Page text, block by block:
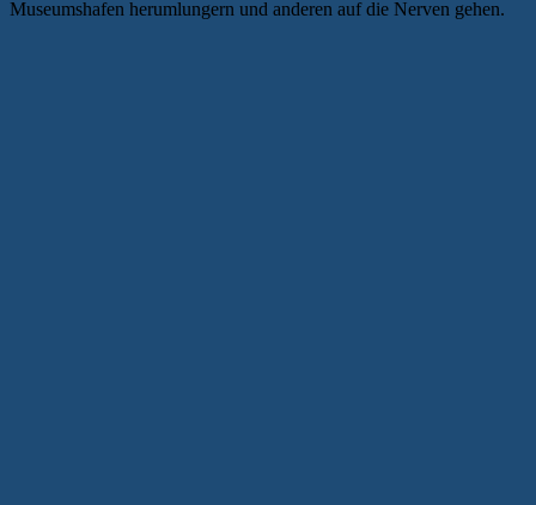
Museumshafen herumlungern und anderen auf die Nerven gehen.